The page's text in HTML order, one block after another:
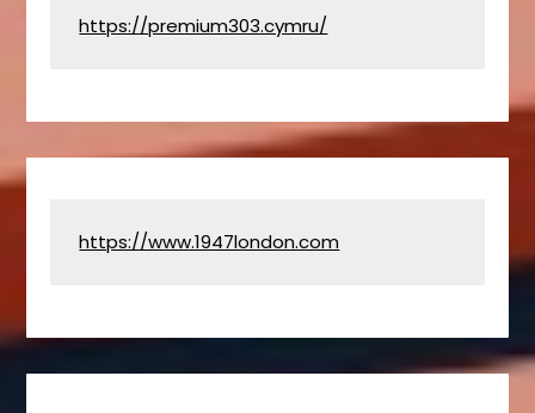
https://premium303.cymru/
https://www.1947london.com